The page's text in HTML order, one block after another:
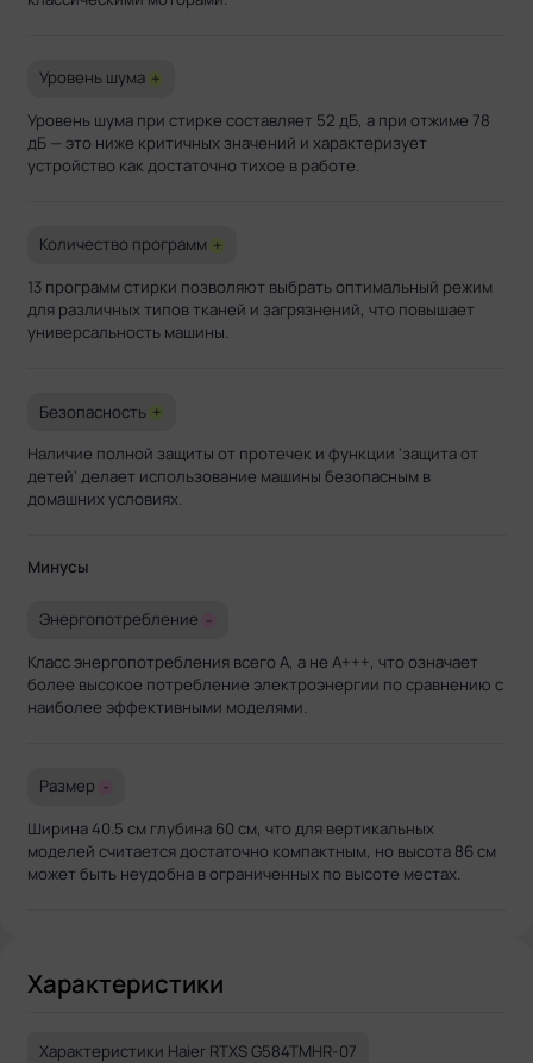
Уровень шума +
Уровень шума при стирке составляет 52 дБ, а при отжиме 78
дБ — это ниже критичных значений и характеризует
устройство как достаточно тихое в работе.
Количество программ +
13 программ стирки позволяют выбрать оптимальный режим
для различных типов тканей и загрязнений, что повышает
универсальность машины.
Безопасность +
Наличие полной защиты от протечек и функции 'защита от
детей' делает использование машины безопасным в
домашних условиях.
Минусы
Энергопотребление -
Класс энергопотребления всего A, а не A+++, что означает
более высокое потребление электроэнергии по сравнению с
наиболее эффективными моделями.
Размер -
Ширина 40.5 см глубина 60 см, что для вертикальных
моделей считается достаточно компактным, но высота 86 см
может быть неудобна в ограниченных по высоте местах.
Характеристики
Характеристики Haier RTXS G584TMHR-07